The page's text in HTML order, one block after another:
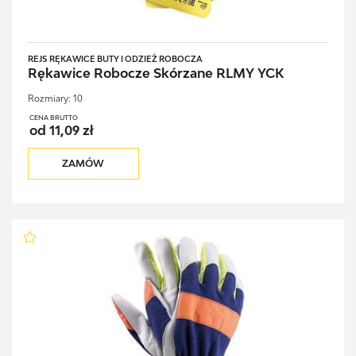
REJS RĘKAWICE BUTY I ODZIEŻ ROBOCZA
Rękawice Robocze Skórzane RLMY YCK
Rozmiary: 10
CENA BRUTTO
od 11,09 zł
ZAMÓW